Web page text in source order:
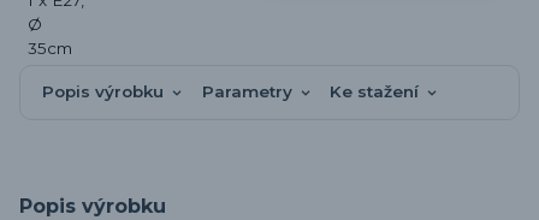
Popis výrobku Parametry Ke stažení
Popis výrobku